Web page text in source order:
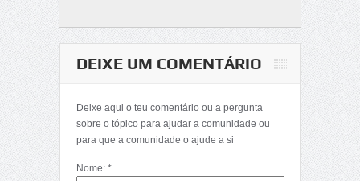
DEIXE UM COMENTÁRIO
Deixe aqui o teu comentário ou a pergunta
sobre o tópico para ajudar a comunidade ou
para que a comunidade o ajude a si
Nome: *